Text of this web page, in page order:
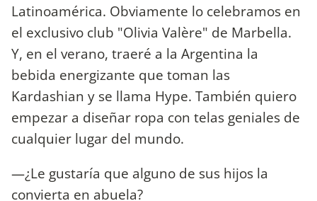
Latinoamérica. Obviamente lo celebramos en
el exclusivo club "Olivia Valère" de Marbella.
Y, en el verano, traeré a la Argentina la
bebida energizante que toman las
Kardashian y se llama Hype. También quiero
empezar a diseñar ropa con telas geniales de
cualquier lugar del mundo.
—¿Le gustaría que alguno de sus hijos la
convierta en abuela?